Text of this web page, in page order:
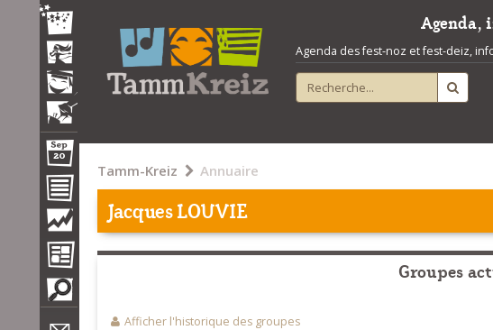
Agenda,
Agenda des fest-noz et fest-deiz,
Tamm-Kreiz Annuaire
Jacques LOUVIE
Groupes
Afficher l'historique des groupes